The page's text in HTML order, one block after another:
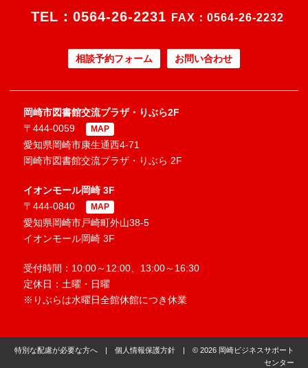
TEL： 0564-26-2231 FAX：0564-26-2232
相談予約フォーム お問い合わせ
岡崎市図書館交流プラザ・りぶら2F
〒444-0059
MAP
愛知県岡崎市康生通西4-71
岡崎市図書館交流プラザ・りぶら 2F
イオンモール岡崎 3F
〒444-0840
MAP
愛知県岡崎市戸崎町外山38-5
イオンモール岡崎 3F
受付時間：10:00～12:00、13:00～16:30
定休日：土曜・日曜
※りぶらは水曜日全館休館につき休業
特別な配慮が必要な方へ | 個人情報保護方針 | © 2026 岡崎ビジネスサポート
センター